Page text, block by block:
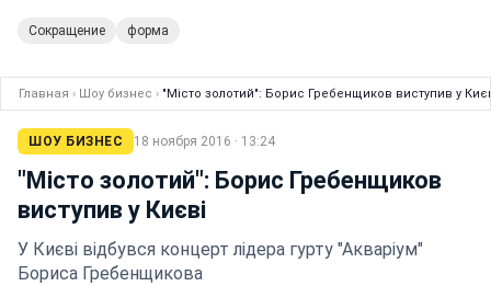
Сокращение форма
Главная › Шоу бизнес › "Місто золотий": Борис Гребенщиков виступив у
ШОУ БИЗНЕС 18 ноября 2016 · 13:24
"Місто золотий": Борис Гребенщиков
виступив у Києві
У Києві відбувся концерт лідера гурту "Акваріум"
Бориса Гребенщикова